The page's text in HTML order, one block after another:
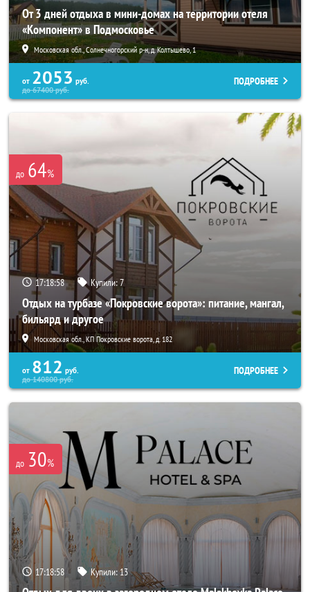
От 3 дней отдыха в мини-домах на территории отеля
«Компонент» в Подмосковье
Московская обл., Солнечногорский р-н, д. Колтышево, 1
от 2053 руб.
до67400руб.
ПОДРОБНЕЕ
до 64%
17:18:58 Купили:7
Отдых на турбазе «Покровские ворота»: питание, мангал,
бильярд и другое
Московская обл., КП Покровские ворота, д. 182
от 812 руб.
до140800руб.
ПОДРОБНЕЕ
до 30%
17:18:58 Купили: 13